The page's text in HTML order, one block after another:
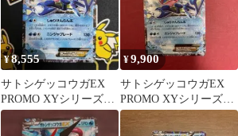
¥8,555
サトシゲッコウガEX
PROMO XYシリーズプ
ロモーションカード ポ
ケモン
¥9,900
サトシゲッコウガEX
PROMO XYシリーズプ
ロモーションカード
PROMO…